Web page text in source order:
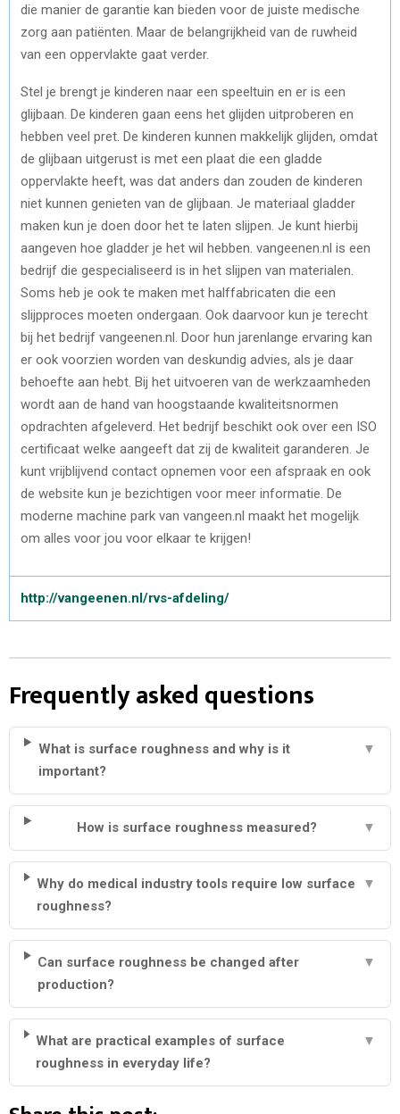
die manier de garantie kan bieden voor de juiste medische
zorg aan patiënten. Maar de belangrijkheid van de ruwheid
van een oppervlakte gaat verder.
Stel je brengt je kinderen naar een speeltuin en er is een
glijbaan. De kinderen gaan eens het glijden uitproberen en
hebben veel pret. De kinderen kunnen makkelijk glijden, omdat
de glijbaan uitgerust is met een plaat die een gladde
oppervlakte heeft, was dat anders dan zouden de kinderen
niet kunnen genieten van de glijbaan. Je materiaal gladder
maken kun je doen door het te laten slijpen. Je kunt hierbij
aangeven hoe gladder je het wil hebben. vangeenen.nl is een
bedrijf die gespecialiseerd is in het slijpen van materialen.
Soms heb je ook te maken met halffabricaten die een
slijpproces moeten ondergaan. Ook daarvoor kun je terecht
bij het bedrijf vangeenen.nl. Door hun jarenlange ervaring kan
er ook voorzien worden van deskundig advies, als je daar
behoefte aan hebt. Bij het uitvoeren van de werkzaamheden
wordt aan de hand van hoogstaande kwaliteitsnormen
opdrachten afgeleverd. Het bedrijf beschikt ook over een ISO
certificaat welke aangeeft dat zij de kwaliteit garanderen. Je
kunt vrijblijvend contact opnemen voor een afspraak en ook
de website kun je bezichtigen voor meer informatie. De
moderne machine park van vangeen.nl maakt het mogelijk
om alles voor jou voor elkaar te krijgen!
http://vangeenen.nl/rvs-afdeling/
Frequently asked questions
What is surface roughness and why is it
important?
▼
How is surface roughness measured? ▼
Why do medical industry tools require low surface
roughness?
▼
Can surface roughness be changed after
production?
▼
What are practical examples of surface
roughness in everyday life?
▼